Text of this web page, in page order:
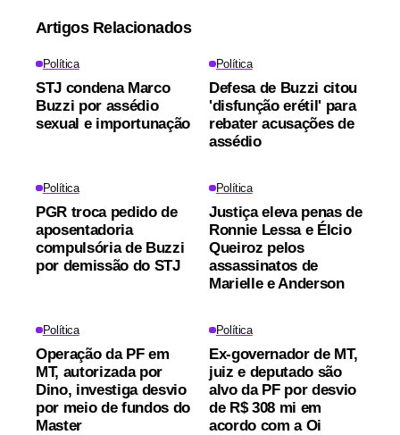
Artigos Relacionados
Política
STJ condena Marco
Buzzi por assédio
sexual e importunação
Política
Defesa de Buzzi citou
'disfunção erétil' para
rebater acusações de
assédio
Política
PGR troca pedido de
aposentadoria
compulsória de Buzzi
por demissão do STJ
Política
Justiça eleva penas de
Ronnie Lessa e Élcio
Queiroz pelos
assassinatos de
Marielle e Anderson
Política
Operação da PF em
MT, autorizada por
Dino, investiga desvio
por meio de fundos do
Master
Política
Ex-governador de MT,
juiz e deputado são
alvo da PF por desvio
de R$ 308 mi em
acordo com a Oi